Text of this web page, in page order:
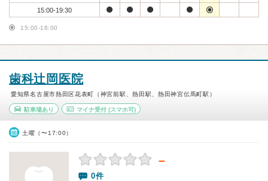
15:00-19:30
15:00-18:00
歯科辻岡医院
愛知県名古屋市熱田区花表町（神宮前駅、熱田駅、熱田神宮伝馬町駅）
駐車場あり マイナ受付(スマホ可)
土曜（〜17:00）
－
0件